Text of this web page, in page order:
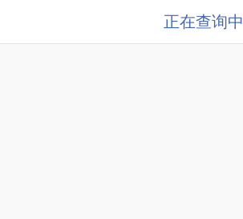
正在查询中